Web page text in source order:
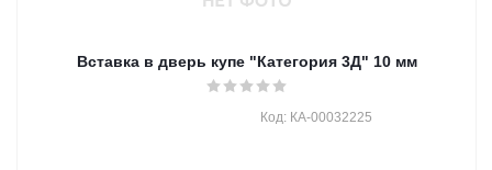
Вставка в дверь купе "Категория 3Д" 10 мм
Код: КА-00032225